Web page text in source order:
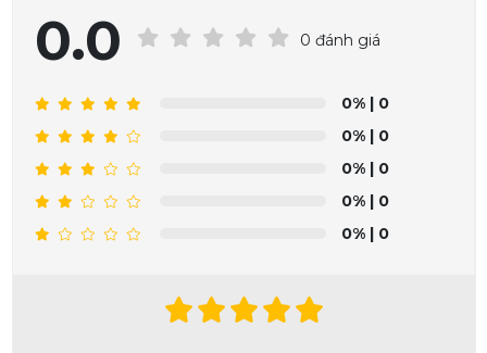
0.0 0 đánh giá
0% | 0
0% | 0
0% | 0
0% | 0
0% | 0